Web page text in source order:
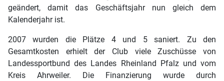
geändert, damit das Geschäftsjahr nun gleich dem
Kalenderjahr ist.
2007 wurden die Plätze 4 und 5 saniert. Zu den
Gesamtkosten erhielt der Club viele Zuschüsse von
Landessportbund des Landes Rheinland Pfalz und vom
Kreis Ahrweiler. Die Finanzierung wurde durch